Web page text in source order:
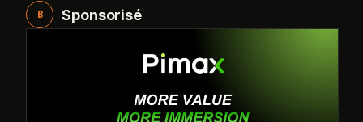
B Sponsorisé